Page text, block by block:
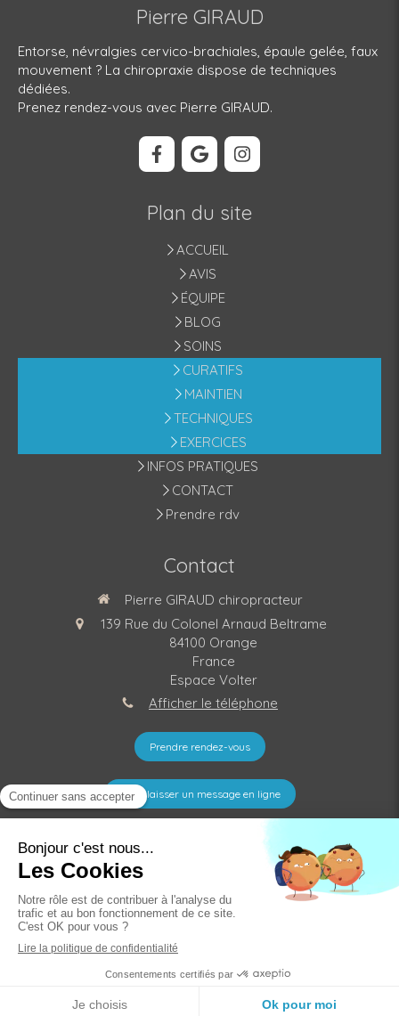
Pierre GIRAUD
Entorse, névralgies cervico-brachiales, épaule gelée, faux
mouvement ? La chiropraxie dispose de techniques
dédiées.
Prenez rendez-vous avec Pierre GIRAUD.
Plan du site
ACCUEIL
AVIS
ÉQUIPE
BLOG
SOINS
CURATIFS
MAINTIEN
TECHNIQUES
EXERCICES
INFOS PRATIQUES
CONTACT
Prendre rdv
Contact
Pierre GIRAUD chiropracteur
139 Rue du Colonel Arnaud Beltrame
84100 Orange
France
Espace Volter
Afficher le téléphone
Prendre rendez-vous
Nous laisser un message en ligne
©2021 Pierre GIRAUD - Chiropracteur Orange
Plan du site
Création et référencement du site par Simplébo
Site partenaire deAFC